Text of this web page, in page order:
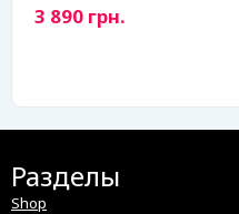
3 890 грн.
Разделы
Shop